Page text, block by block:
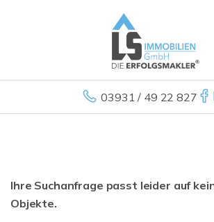
03931 / 49 22 827
Ihre Suchanfrage passt leider auf
Objekte.